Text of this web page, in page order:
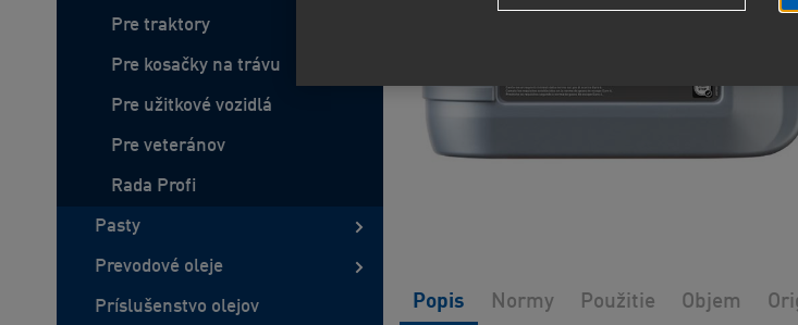
Pre traktory
Pre kosačky na trávu
Pre užitkové vozidlá
Pre veteránov
Rada Profi
Pasty
Prevodové oleje
Príslušenstvo olejov Popis Normy Použitie Objem